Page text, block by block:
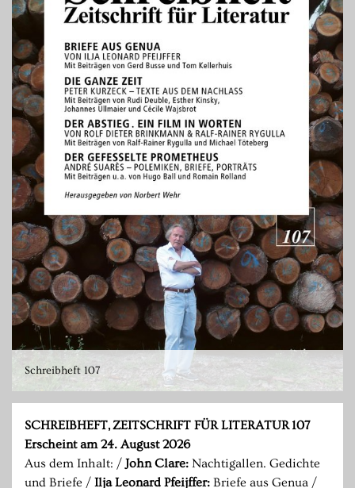
Schreibheft 107
SCHREIBHEFT, ZEITSCHRIFT FÜR LITERATUR 107
Erscheint am 24. August 2026
Aus dem Inhalt: / John Clare: Nachtigallen. Gedichte
und Briefe / Ilja Leonard Pfeijffer: Briefe aus Genua /